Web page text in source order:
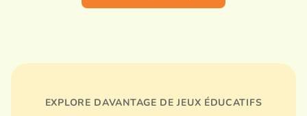
EXPLORE DAVANTAGE DE JEUX ÉDUCATIFS